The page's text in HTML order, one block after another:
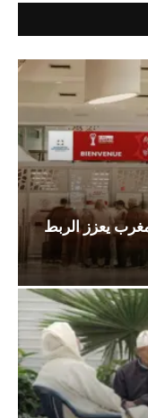
المغرب يعزز الربط